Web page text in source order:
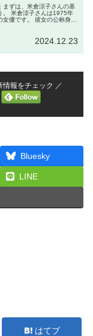
まずは、米倉涼子さんの基
。 米倉涼子さんは1975年
優です。 彼女の公称身長
2024.12.23
情報をチェック ／
Bluesky
LINE
はてブ